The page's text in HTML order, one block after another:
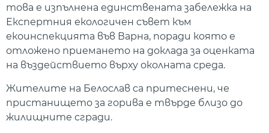
това е изпълнена единствената забележка на
Експертния екологичен съвет към
екоинспекцията във Варна, поради която е
отложено приемането на доклада за оценката
на въздействието върху околната среда.
Жителите на Белослав са притеснени, че
пристанището за горива е твърде близо до
жилищните сгради.